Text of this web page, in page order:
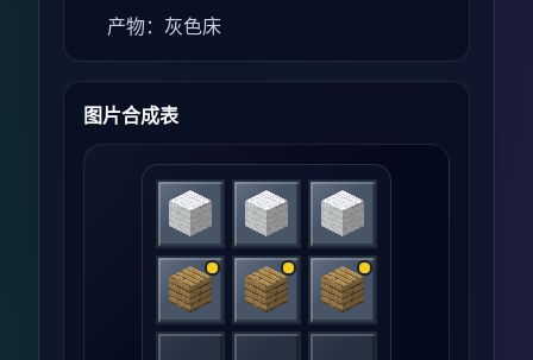
产物：灰色床
图片合成表